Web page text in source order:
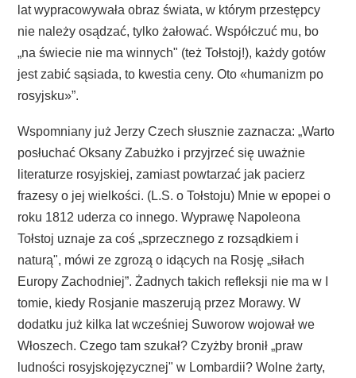
lat wypracowywała obraz świata, w którym przestępcy
nie należy osądzać, tylko żałować. Współczuć mu, bo
„na świecie nie ma winnych" (też Tołstoj!), każdy gotów
jest zabić sąsiada, to kwestia ceny. Oto «humanizm po
rosyjsku»”.
Wspomniany już Jerzy Czech słusznie zaznacza: „Warto
posłuchać Oksany Zabużko i przyjrzeć się uważnie
literaturze rosyjskiej, zamiast powtarzać jak pacierz
frazesy o jej wielkości. (L.S. o Tołstoju) Mnie w epopei o
roku 1812 uderza co innego. Wyprawę Napoleona
Tołstoj uznaje za coś „sprzecznego z rozsądkiem i
naturą", mówi ze zgrozą o idących na Rosję „siłach
Europy Zachodniej”. Żadnych takich refleksji nie ma w I
tomie, kiedy Rosjanie maszerują przez Morawy. W
dodatku już kilka lat wcześniej Suworow wojował we
Włoszech. Czego tam szukał? Czyżby bronił „praw
ludności rosyjskojęzycznej" w Lombardii? Wolne żarty,